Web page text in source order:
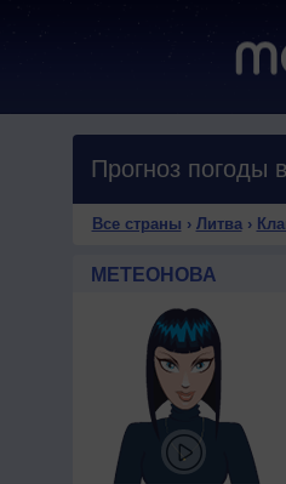
Прогноз погоды
Все страны › Литва›
МЕТЕОНОВА